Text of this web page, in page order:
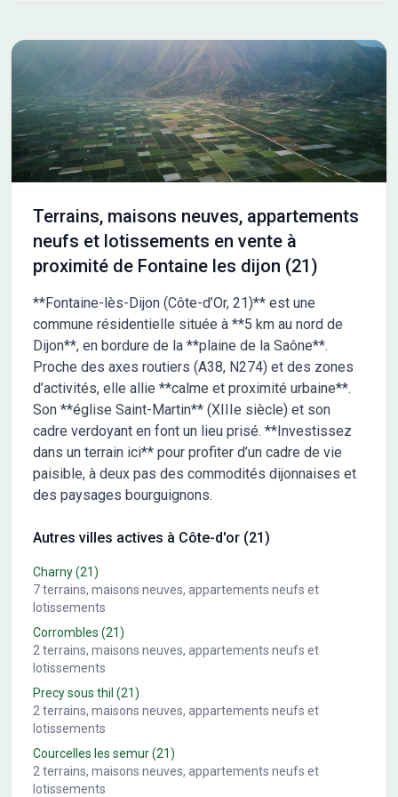
prestations et les aménagements ont été pensés pour
satisfaire les besoins de chaque foyer : accès aux autoroutes
A31, A39 et aux voies rapides vers Dijon, habillage des coffrets.
Au sein du quartier Côté Sud, un espace paysagé singulier
prend vie : le Jardin de Pluie. Véritable liaison piétonne, il Les
informations sur l'état des risques auxquels ce bien est exposé
sont disponibles sur le site Géorisques : www.georisques.gouv.fr
Terrains, maisons neuves, appartements
neufs et lotissements en vente à
proximité de Fontaine les dijon (21)
**Fontaine-lès-Dijon (Côte-d’Or, 21)** est une
commune résidentielle située à **5 km au nord de
Dijon**, en bordure de la **plaine de la Saône**.
Proche des axes routiers (A38, N274) et des zones
d’activités, elle allie **calme et proximité urbaine**.
Son **église Saint-Martin** (XIIIe siècle) et son
cadre verdoyant en font un lieu prisé. **Investissez
dans un terrain ici** pour profiter d’un cadre de vie
paisible, à deux pas des commodités dijonnaises et
des paysages bourguignons.
Autres villes actives à Côte-d'or (21)
Charny(21)
7terrains, maisons neuves, appartements neufs et
lotissements
Corrombles (21)
2 terrains, maisons neuves, appartements neufs et
lotissements
Precy sous thil (21)
2 terrains, maisons neuves, appartements neufs et
lotissements
Courcelles les semur(21)
2 terrains, maisons neuves, appartements neufs et
lotissements